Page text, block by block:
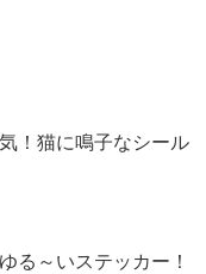
！猫に鳴子なシール
る～いステッカー！